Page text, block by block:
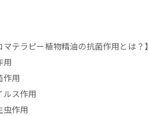
マテラピー植物精油の抗菌作用とは？】
用
作用
ルス作用
虫作用